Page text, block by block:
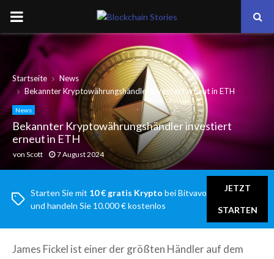
PRIMARY
MENU
Startseite
News
Bekannter Kryptowährungshändler investiert erneut in ETH
News
Bekannter Kryptowährungshändler investiert
erneut in ETH
von Scott 7 August 2024
Starten Sie mit 10 € gratis Krypto bei Bitvavo
und handeln Sie 10.000 € kostenlos
JETZT
STARTEN
James Fickel ist einer der größten Händler auf dem